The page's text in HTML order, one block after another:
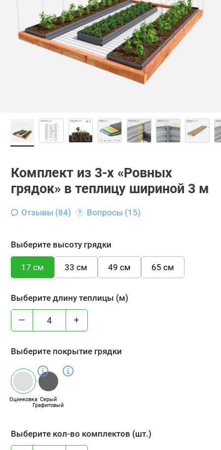
Комплект из 3-х «Ровных
грядок» в теплицу шириной 3 м
Отзывы (84) Вопросы (15)
Выберите высоту грядки
17 см 33 см 49 см 65 см
Выберите длину теплицы (м)
— +
Выберите покрытие грядки
Оцинковка Серый
Графитовый
Выберите кол-во комплектов (шт.)